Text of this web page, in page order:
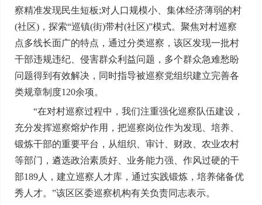
察精准发现民生短板;对人口规模小、集体经济薄弱的村
(社区)，探索“巡镇(街)带村(社区)”模式。聚焦对村巡察
点多线长面广的特点，通过分类巡察，该区发现一批村
干部违规违纪、侵害群众利益问题，多个群众急难愁盼
问题得到有效解决，同时指导被巡察党组织建立完善各
类规章制度120余项。
“在对村巡察过程中，我们注重强化巡察队伍建设，
充分发挥巡察熔炉作用，把巡察岗位作为发现、培养、
锻炼干部的重要平台，从组织、审计、财政、农业农村
等部门，遴选政治素质好、业务能力强、作风过硬的干
部189人，建立巡察人才库，通过实践锻炼，培养储备优
秀人才。”该区区委巡察机构有关负责同志表示。